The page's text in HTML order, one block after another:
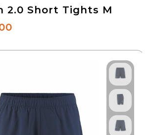
2.0 Short Tights M